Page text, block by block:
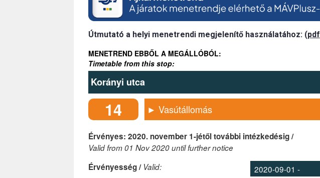
Útmutató a helyi menetrendi megjelenítő használatához: (pdf
MENETREND EBBŐL A MEGÁLLÓBÓL:
Timetable from this stop:
Korányi utca
14 ► Vasútállomás
Érvényes: 2020. november 1-jétől további intézkedésig /
Valid from 01 Nov 2020 until further notice
Érvényesség / Valid: